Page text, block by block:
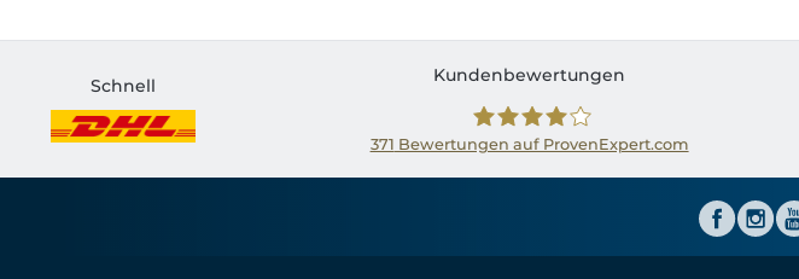
Schnell
Kundenbewertungen
371 Bewertungen auf ProvenExpert.com